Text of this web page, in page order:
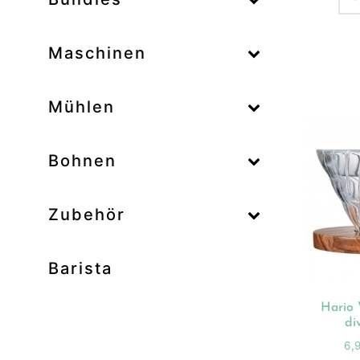
Maschinen
–
Mühlen
–
Bohnen
–
Zubehör
Barista
Hario